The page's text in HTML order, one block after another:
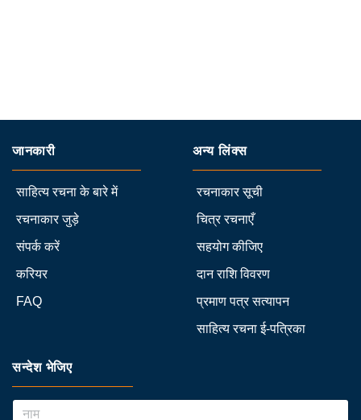
जानकारी
साहित्य रचना के बारे में
रचनाकार जुड़े
संपर्क करें
करियर
FAQ
अन्य लिंक्स
रचनाकार सूची
चित्र रचनाएँ
सहयोग कीजिए
दान राशि विवरण
प्रमाण पत्र सत्यापन
साहित्य रचना ई-पत्रिका
सन्देश भेजिए